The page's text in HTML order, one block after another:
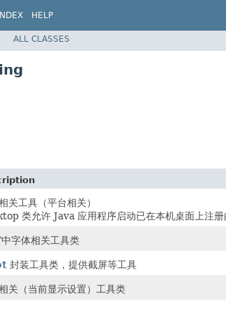
INDEX HELP
ALL CLASSES
关工具（平台相关）
类允许 Java 应用程序启动已在本机桌面上注
字体相关工具类
封装工具类，提供截屏等工具
关（当前显示设置）工具类